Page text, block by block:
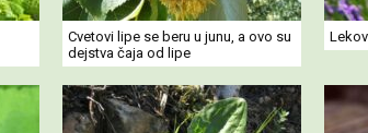
Cvetovi lipe se beru u junu, a ovo su
dejstva čaja od lipe